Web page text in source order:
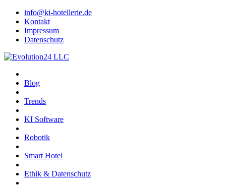
info@ki-hotellerie.de
Kontakt
Impressum
Datenschutz
Blog
Trends
KI Software
Robotik
Smart Hotel
Ethik & Datenschutz